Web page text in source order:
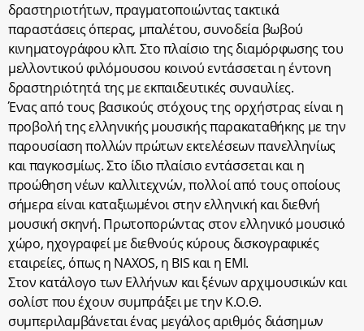
δραστηριοτήτων, πραγματοποιώντας τακτικά
παραστάσεις όπερας, μπαλέτου, συνοδεία βωβού
κινηματογράφου κλπ. Στο πλαίσιο της διαμόρφωσης του
μελλοντικού φιλόμουσου κοινού εντάσσεται η έντονη
δραστηριότητά της με εκπαιδευτικές συναυλίες.
Ένας από τους βασικούς στόχους της ορχήστρας είναι η
προβολή της ελληνικής μουσικής παρακαταθήκης με την
παρουσίαση πολλών πρώτων εκτελέσεων πανελληνίως
και παγκοσμίως. Στο ίδιο πλαίσιο εντάσσεται και η
προώθηση νέων καλλιτεχνών, πολλοί από τους οποίους
σήμερα είναι καταξιωμένοι στην ελληνική και διεθνή
μουσική σκηνή. Πρωτοπορώντας στον ελληνικό μουσικό
χώρο, ηχογραφεί με διεθνούς κύρους δισκογραφικές
εταιρείες, όπως η NAXOS, η BIS και η ΕΜΙ.
Στον κατάλογο των Eλλήνων και ξένων αρχιμουσικών και
σολίστ που έχουν συμπράξει με την Κ.Ο.Θ.
συμπεριλαμβάνεται ένας μεγάλος αριθμός διάσημων